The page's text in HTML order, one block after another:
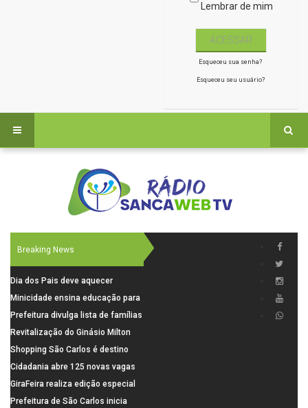
Lembrar de mim
Esqueceu sua senha?
Esqueceu seu usuário?
Breaking News
Dia dos Pais deve aquecer
comércio de São Carlos com
renda em alta e maior circulação
de consumidores
Minicidade ensina educação para
o trânsito a 264 crianças da rede
municipal
Prefeitura divulga lista de famílias
pré-selecionadas pela Caixa para
o Residencial Santa Felícia
Revitalização do Ginásio Milton
Olaio filho avança com obras de
recuperação
Shopping São Carlos é destino
para celebrar o Dia dos Pais com
presentes, gastronomia e lazer
Cidadania abre 125 novas vagas
para oficinas de convivência
GiraFeira realiza edição especial
de Dia dos Pais neste domingo (9)
Prefeitura de São Carlos inicia